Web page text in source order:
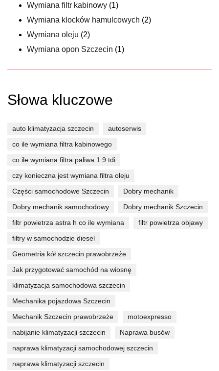
Wymiana filtr kabinowy (1)
Wymiana klocków hamulcowych (2)
Wymiana oleju (2)
Wymiana opon Szczecin (1)
Słowa kluczowe
auto klimatyzacja szczecin
autoserwis
co ile wymiana filtra kabinowego
co ile wymiana filtra paliwa 1.9 tdi
czy konieczna jest wymiana filtra oleju
Części samochodowe Szczecin
Dobry mechanik
Dobry mechanik samochodowy
Dobry mechanik Szczecin
filtr powietrza astra h co ile wymiana
filtr powietrza objawy
filtry w samochodzie diesel
Geometria kół szczecin prawobrzeże
Jak przygotować samochód na wiosnę
klimatyzacja samochodowa szczecin
Mechanika pojazdowa Szczecin
Mechanik Szczecin prawobrzeże
motoexpresso
nabijanie klimatyzacji szczecin
Naprawa busów
naprawa klimatyzacji samochodowej szczecin
naprawa klimatyzacji szczecin